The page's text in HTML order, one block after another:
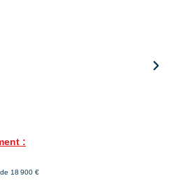
:
18 900 €